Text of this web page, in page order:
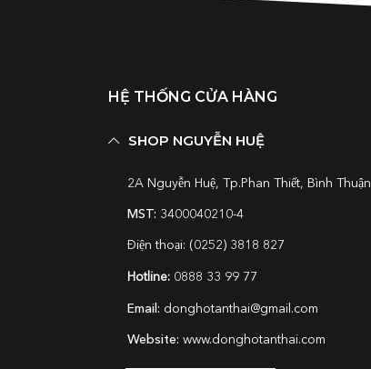
HỆ THỐNG CỬA HÀNG
SHOP NGUYỄN HUỆ
2A Nguyễn Huệ, Tp.Phan Thiết, Bình Thuận
MST: 3400040210-4
Điện thoại: (0252) 3818 827
Hotline:0888 33 99 77
Email: donghotanthai@gmail.com
Website: www.donghotanthai.com